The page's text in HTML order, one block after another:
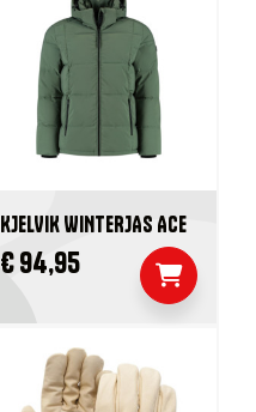
KJELVIK WINTERJAS ACE
€ 94,95